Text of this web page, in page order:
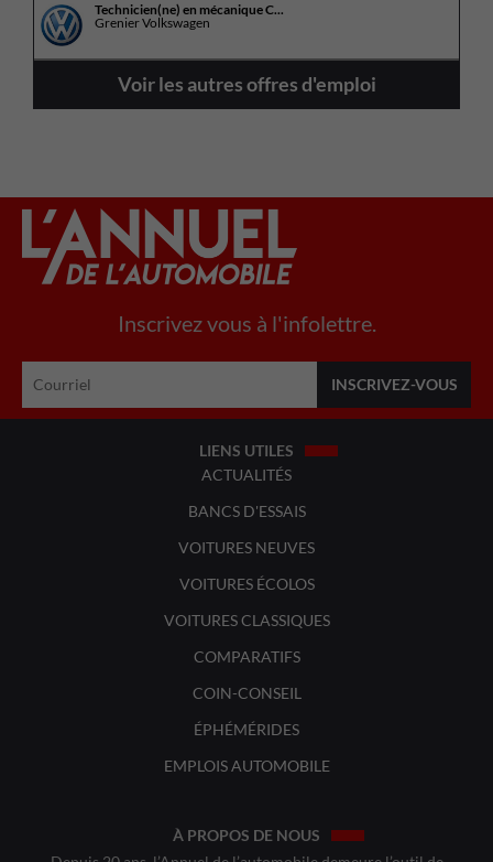
Technicien(ne) en mécanique C...
Grenier Volkswagen
Voir les autres offres d'emploi
Inscrivez vous à l'infolettre.
LIENS UTILES
ACTUALITÉS
BANCS D'ESSAIS
VOITURES NEUVES
VOITURES ÉCOLOS
VOITURES CLASSIQUES
COMPARATIFS
COIN-CONSEIL
ÉPHÉMÉRIDES
EMPLOIS AUTOMOBILE
À PROPOS DE NOUS